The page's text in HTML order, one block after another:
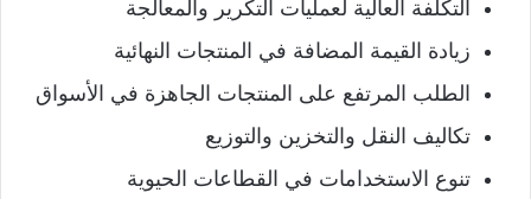
التكلفة العالية لعمليات التكرير والمعالجة
زيادة القيمة المضافة في المنتجات النهائية
الطلب المرتفع على المنتجات الجاهزة في الأسواق
تكاليف النقل والتخزين والتوزيع
تنوع الاستخدامات في القطاعات الحيوية